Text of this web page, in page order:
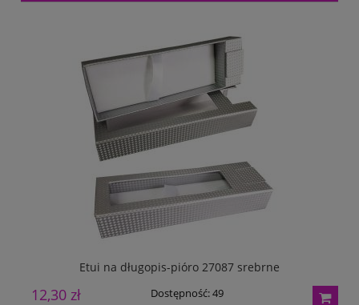
Etui na długopis-pióro 27087 srebrne
12,30 zł Dostępność:49